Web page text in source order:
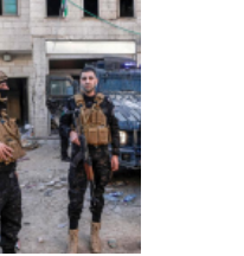
İsrail “Gideonun
əməliyyatı zəiflədikcə
Qəzzadan qoşunlarını...
İyul 31, 2025